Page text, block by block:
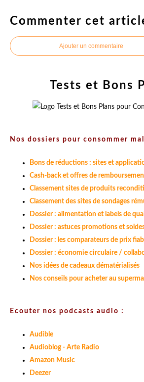
Commenter cet
Ajouter un commentaire
Tests et Bons
Nos dossiers pour consommer
Bons de réductions : sites et
Cash-back et offres de
Classement sites de produits
Classement des sites de sondages
Dossier : alimentation et labels de
Dossier : astuces promotions et
Dossier : les comparateurs de prix
Dossier : économie circulaire /
Nos idées de cadeaux dématérialisés
Nos conseils pour acheter au
Ecouter nos podcasts audio :
Audible
Audioblog - Arte Radio
Amazon Music
Deezer